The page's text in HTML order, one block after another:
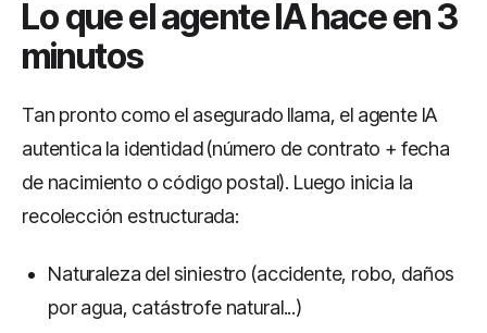
Lo que el agente IA hace en 3
minutos
Tan pronto como el asegurado llama, el agente IA
autentica la identidad (número de contrato + fecha
de nacimiento o código postal). Luego inicia la
recolección estructurada:
Naturaleza del siniestro (accidente, robo, daños
por agua, catástrofe natural...)